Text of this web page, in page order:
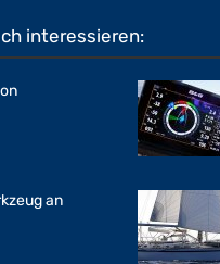
interessieren:
an